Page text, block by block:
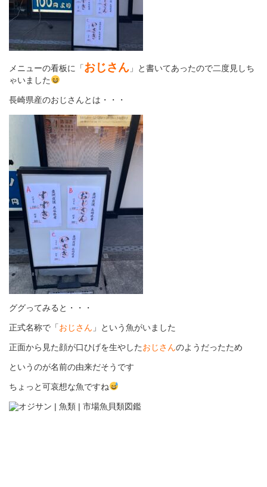
メニューの看板に「おじさん 」と書いてあったので二度見しち
ゃいました
長崎県産のおじさんとは・・・
ググってみると・・・
正式名称で「おじさん 」という魚がいました
正面から見た顔が口ひげを生やしたおじさんのようだったため
というのが名前の由来だそうです
ちょっと可哀想な魚ですね